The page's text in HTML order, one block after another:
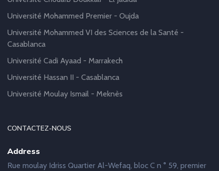
Université Mohammed Premier - Oujda
Université Mohammed VI des Sciences de la Santé -
Casablanca
Université Cadi Ayaad - Marrakech
Université Hassan II - Casablanca
Université Moulay Ismail - Meknès
CONTACTEZ-NOUS
Address
Rue moulay Idriss Quartier Al-Wefaq, bloc C n ° 59, premier